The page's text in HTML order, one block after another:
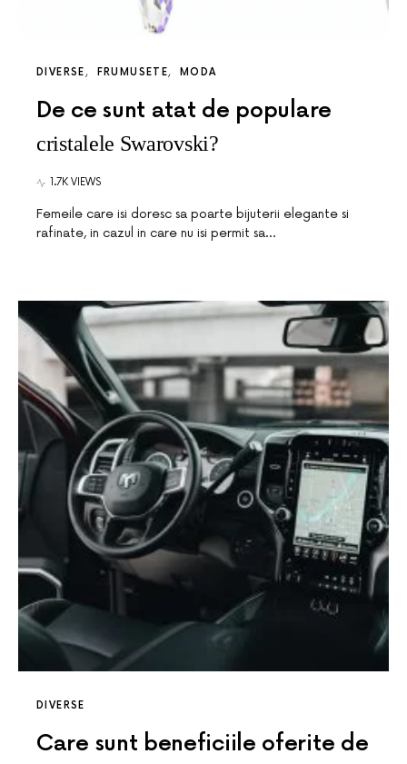
DIVERSE FRUMUSETE MODA
De ce sunt atat de populare
cristalele Swarovski?
1.7K VIEWS
Femeile care isi doresc sa poarte bijuterii elegante si
rafinate, in cazul in care nu isi permit sa…
DIVERSE
Care sunt beneficiile oferite de